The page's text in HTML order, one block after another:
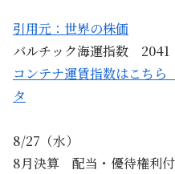
引用元：世界の株価
バルチック海運指数 2041
コンテナ運賃指数はこち
タ
8/27（水）
8月決算 配当・優待権利